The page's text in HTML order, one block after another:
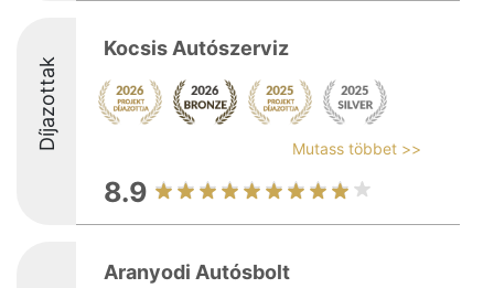
Díjazottak
Kocsis Autószerviz
Mutass többet >>
8.9
Aranyodi Autósbolt